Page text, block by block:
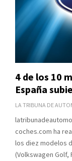
4 de los 10
España
LA TRIBUNA DE
coches.com ha
los diez modelos
(Volkswagen Golf,